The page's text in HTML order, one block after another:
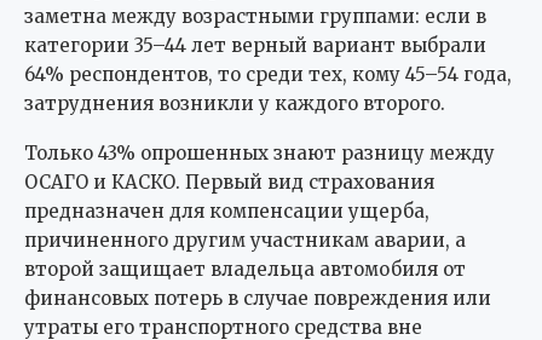
заметна между возрастными группами: если в
категории 35–44 лет верный вариант выбрали
64% респондентов, то среди тех, кому 45–54 года,
затруднения возникли у каждого второго.
Только 43% опрошенных знают разницу между
ОСАГО и КАСКО. Первый вид страхования
предназначен для компенсации ущерба,
причиненного другим участникам аварии, а
второй защищает владельца автомобиля от
финансовых потерь в случае повреждения или
утраты его транспортного средства вне